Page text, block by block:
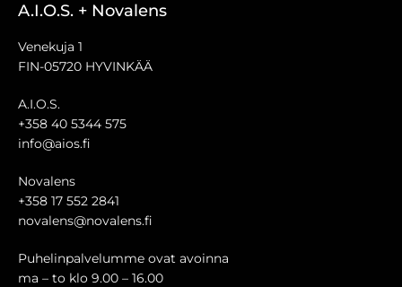
A.I.O.S. + Novalens
Venekuja 1
FIN-05720 HYVINKÄÄ
A.I.O.S.
+358 40 5344 575
info@aios.fi
Novalens
+358 17 552 2841
novalens@novalens.fi
Puhelinpalvelumme ovat avoinna
ma – to klo 9.00 – 16.00